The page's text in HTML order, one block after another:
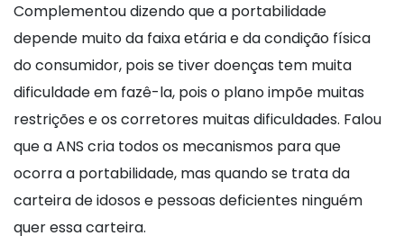
Complementou dizendo que a portabilidade
depende muito da faixa etária e da condição física
do consumidor, pois se tiver doenças tem muita
dificuldade em fazê-la, pois o plano impõe muitas
restrições e os corretores muitas dificuldades. Falou
que a ANS cria todos os mecanismos para que
ocorra a portabilidade, mas quando se trata da
carteira de idosos e pessoas deficientes ninguém
quer essa carteira.